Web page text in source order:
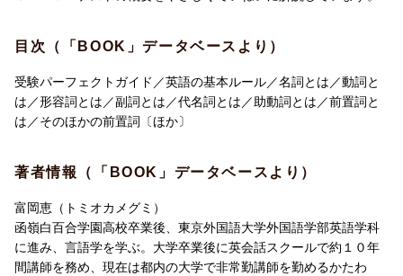
目次（「BOOK」データベースより）
受験パーフェクトガイド／英語の基本ルール／名詞とは／動詞と
は／形容詞とは／副詞とは／代名詞とは／助動詞とは／前置詞と
は／そのほかの前置詞〔ほか〕
著者情報（「BOOK」データベースより）
富岡恵（トミオカメグミ）
函嶺白百合学園高校卒業後、東京外国語大学外国語学部英語学科
に進み、言語学を学ぶ。大学卒業後に英会話スクールで約１０年
間講師を務め、現在は都内の大学で非常勤講師を勤めるかたわ